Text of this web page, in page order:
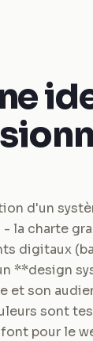
d'un
la charte
digitaux
**design
son
sont
pour le